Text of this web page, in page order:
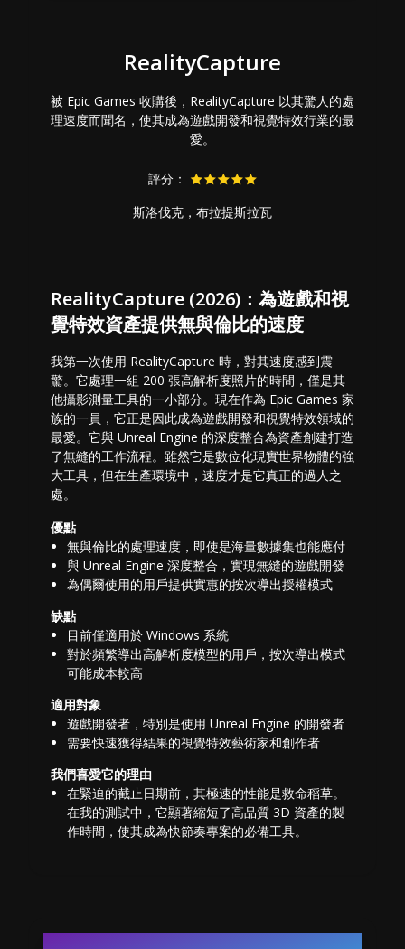
RealityCapture
被 Epic Games 收購後，RealityCapture 以其驚人的處
理速度而聞名，使其成為遊戲開發和視覺特效行業的最
愛。
評分：
斯洛伐克，布拉提斯拉瓦
RealityCapture (2026)：為遊戲和視
覺特效資產提供無與倫比的速度
我第一次使用 RealityCapture 時，對其速度感到震
驚。它處理一組 200 張高解析度照片的時間，僅是其
他攝影測量工具的一小部分。現在作為 Epic Games 家
族的一員，它正是因此成為遊戲開發和視覺特效領域的
最愛。它與 Unreal Engine 的深度整合為資產創建打造
了無縫的工作流程。雖然它是數位化現實世界物體的強
大工具，但在生產環境中，速度才是它真正的過人之
處。
優點
無與倫比的處理速度，即使是海量數據集也能應付
與 Unreal Engine 深度整合，實現無縫的遊戲開發
為偶爾使用的用戶提供實惠的按次導出授權模式
缺點
目前僅適用於 Windows 系統
對於頻繁導出高解析度模型的用戶，按次導出模式
可能成本較高
適用對象
遊戲開發者，特別是使用 Unreal Engine 的開發者
需要快速獲得結果的視覺特效藝術家和創作者
我們喜愛它的理由
在緊迫的截止日期前，其極速的性能是救命稻草。
在我的測試中，它顯著縮短了高品質 3D 資產的製
作時間，使其成為快節奏專案的必備工具。